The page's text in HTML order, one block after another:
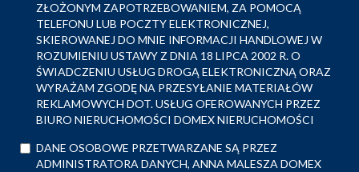
ZŁOŻONYM ZAPOTRZEBOWANIEM, ZA POMOCĄ
TELEFONU LUB POCZTY ELEKTRONICZNEJ,
SKIEROWANEJ DO MNIE INFORMACJI HANDLOWEJ W
ROZUMIENIU USTAWY Z DNIA 18 LIPCA 2002 R. O
ŚWIADCZENIU USŁUG DROGĄ ELEKTRONICZNĄ ORAZ
WYRAŻAM ZGODĘ NA PRZESYŁANIE MATERIAŁÓW
REKLAMOWYCH DOT. USŁUG OFEROWANYCH PRZEZ
BIURO NIERUCHOMOŚCI DOMEX NIERUCHOMOŚCI
DANE OSOBOWE PRZETWARZANE SĄ PRZEZ
ADMINISTRATORA DANYCH, ANNA MALESZA DOMEX